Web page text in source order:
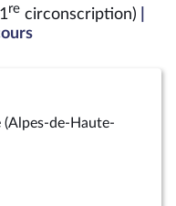
re circonscription)
(Alpes-de-Haute-